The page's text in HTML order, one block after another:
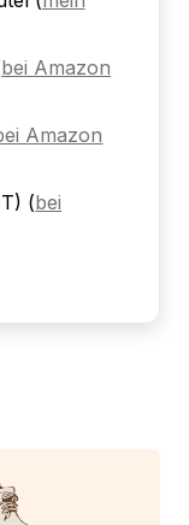
bei Amazon
Amazon
(bei